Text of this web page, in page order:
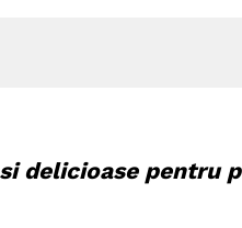
delicioase pentru